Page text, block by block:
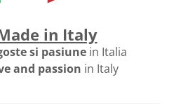
in Italy
si pasiune in Italia
and passion in Italy